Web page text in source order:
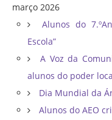
março 2026
Alunos do
Escola”
A Voz da
alunos do poder
Dia Mundial da
Alunos do AEO